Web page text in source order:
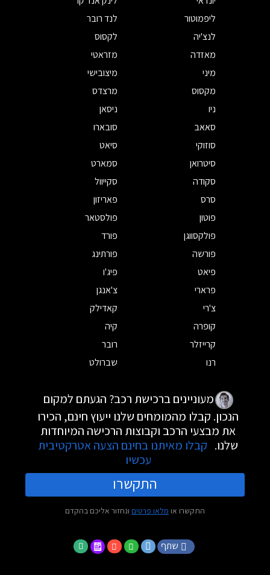
ליפמוטור
לנד רובר
לנצ'יה
לקסוס
מאזדה
מזראטי
מיני
מיצובישי
מקסוס
מרצדס
ניו
ניסאן
סאאב
סובארו
סוזוקי
סיאט
סיטרואן
סמארט
סקודה
סקייוול
סרס
פאריזון
פוטון
פולסטאר
פולקסווגן
פורד
פורשה
פורתינג
פיאט
פיג'ו
פרארי
צ'אנגן
צ'רי
קאדילק
קופרה
קיה
קרייזלר
רובר
רנו
שברולט
מעוניינים ברכישת רכב? הגעתם למקום
הנכון. קבלו מהמומחים שלנו ייעוץ חינם, הכירו
את מבצעי הרכב וקבוצות הרכישה המיוחדות
שלנו. קבלו מאיתנו בחינם הצעה אטרקטיבית
עכשיו
התקשרו
התקשרו או מלאו פרטים ונחזור אליכם בהקדם
שתף